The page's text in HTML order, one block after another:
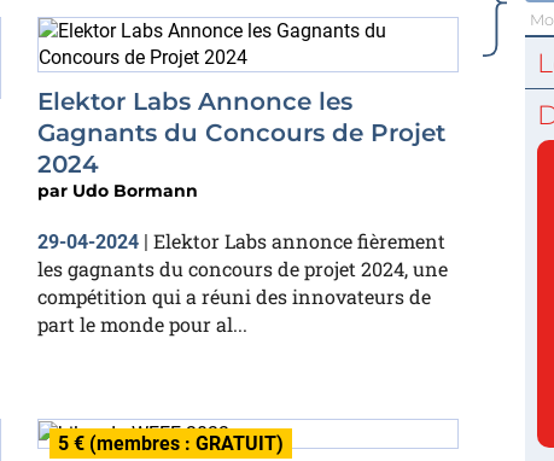
Elektor Labs Annonce les
Gagnants du Concours de Projet
2024
par Udo Bormann
29-04-2024 | Elektor Labs annonce fièrement
les gagnants du concours de projet 2024, une
compétition qui a réuni des innovateurs de
part le monde pour al...
5 € (membres : GRATUIT)